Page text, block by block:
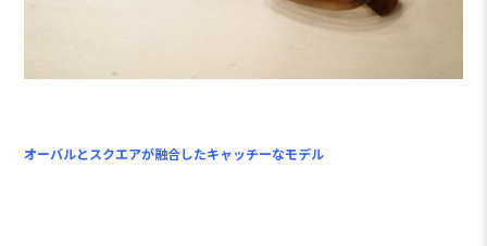
オーバルとスクエアが融合したキャッチーなモデル